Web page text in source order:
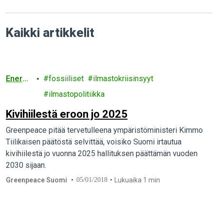
Kaikki artikkelit
Energi
fossiiliset
ilmastokriisinsyyt
ilmastopolitiikka
Kivihiilestä eroon jo 2025
Greenpeace pitää tervetulleena ympäristöministeri Kimmo
Tiilikaisen päätöstä selvittää, voisiko Suomi irtautua
kivihiilestä jo vuonna 2025 hallituksen päättämän vuoden
2030 sijaan.
Greenpeace Suomi 05/01/2018 Lukuaika 1 min